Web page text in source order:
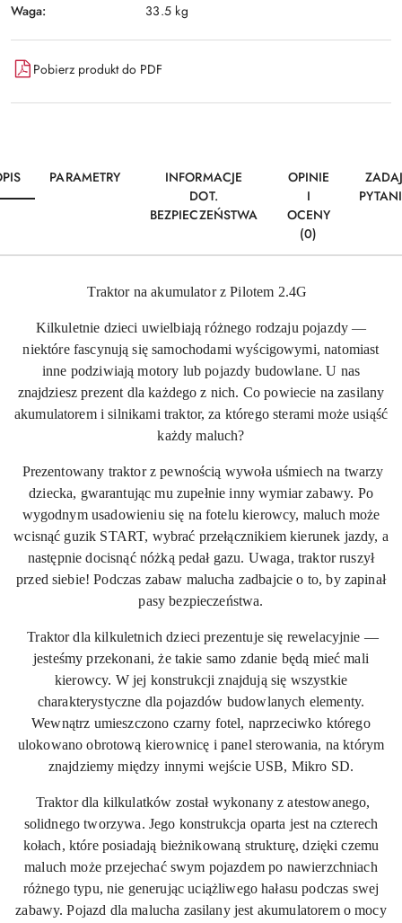
Waga: 33.5 kg
Pobierz produkt do PDF
PARAMETRY
INFORMACJE
DOT.
BEZPIECZEŃSTWA
OPINIE
I
OCENY
(0)
Traktor na akumulator z Pilotem 2.4G
Kilkuletnie dzieci uwielbiają różnego rodzaju pojazdy —
niektóre fascynują się samochodami wyścigowymi, natomiast
inne podziwiają motory lub pojazdy budowlane. U nas
znajdziesz prezent dla każdego z nich. Co powiecie na zasilany
akumulatorem i silnikami traktor, za którego sterami może usiąść
każdy maluch?
Prezentowany traktor z pewnością wywoła uśmiech na twarzy
dziecka, gwarantując mu zupełnie inny wymiar zabawy. Po
wygodnym usadowieniu się na fotelu kierowcy, maluch może
wcisnąć guzik START, wybrać przełącznikiem kierunek jazdy, a
następnie docisnąć nóżką pedał gazu. Uwaga, traktor ruszył
przed siebie! Podczas zabaw malucha zadbajcie o to, by zapinał
pasy bezpieczeństwa.
Traktor dla kilkuletnich dzieci prezentuje się rewelacyjnie —
jesteśmy przekonani, że takie samo zdanie będą mieć mali
kierowcy. W jej konstrukcji znajdują się wszystkie
charakterystyczne dla pojazdów budowlanych elementy.
Wewnątrz umieszczono czarny fotel, naprzeciwko którego
ulokowano obrotową kierownicę i panel sterowania, na którym
znajdziemy między innymi wejście USB, Mikro SD.
Traktor dla kilkulatków został wykonany z atestowanego,
solidnego tworzywa. Jego konstrukcja oparta jest na czterech
kołach, które posiadają bieżnikowaną strukturę, dzięki czemu
maluch może przejechać swym pojazdem po nawierzchniach
różnego typu, nie generując uciążliwego hałasu podczas swej
zabawy. Pojazd dla malucha zasilany jest akumulatorem o mocy